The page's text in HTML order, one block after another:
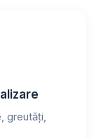
greutăți,